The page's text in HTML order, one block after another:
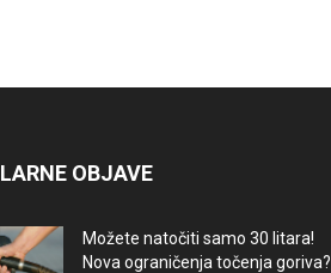
OBJAVE
Možete natočiti samo 30 litara!
Nova ograničenja točenja goriva?